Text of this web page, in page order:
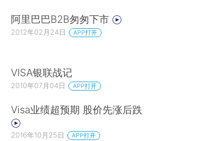
阿里巴巴B2B匆匆下市
2012年02月24日 APP打开
VISA银联战记
2010年07月04日 APP打开
Visa业绩超预期 股价先涨后跌
2016年10月25日 APP打开